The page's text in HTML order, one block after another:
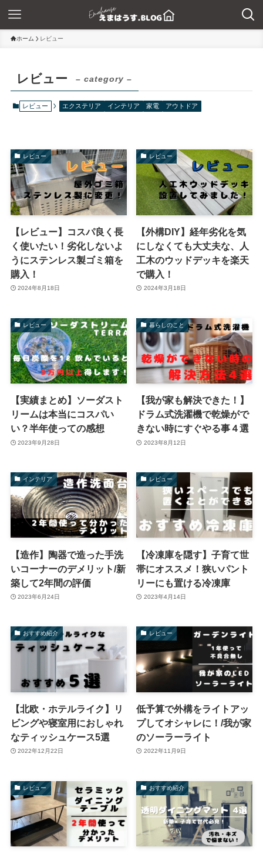
ホーム レビュー
レビュー – category –
レビュー エクステリア インテリア 家電 アウトドア
レビュー
【レビュー】コスパ良く長
く使いたい！劣化しないよ
うにステンレス製ゴミ箱を
購入！
2024年8月18日
レビュー
【外構DIY】経年劣化を気
にしなくても大丈夫な、人
工木のウッドデッキを楽天
で購入！
2024年3月18日
レビュー
【実績まとめ】ソーダスト
リームは本当にコスパい
い？半年使っての感想
2023年9月28日
暮らしのこと
【我が家も解決できた！】
ドラム式洗濯機で乾燥がで
きない時にすぐやる事４選
2023年8月12日
インテリア
【造作】陶器で造った手洗
いコーナーのデメリット/新
築して2年間の評価
2023年6月24日
レビュー
【冷凍庫を隠す】子育て世
帯にオススメ！狭いパント
リーにも置ける冷凍庫
2023年4月14日
おすすめ紹介
【北欧・ホテルライク】リ
ビングや寝室用におしゃれ
なティッシュケース5選
2022年12月22日
レビュー
低予算で外構をライトアッ
プしてオシャレに！/我が家
のソーラーライト
2022年11月9日
レビュー おすすめ紹介